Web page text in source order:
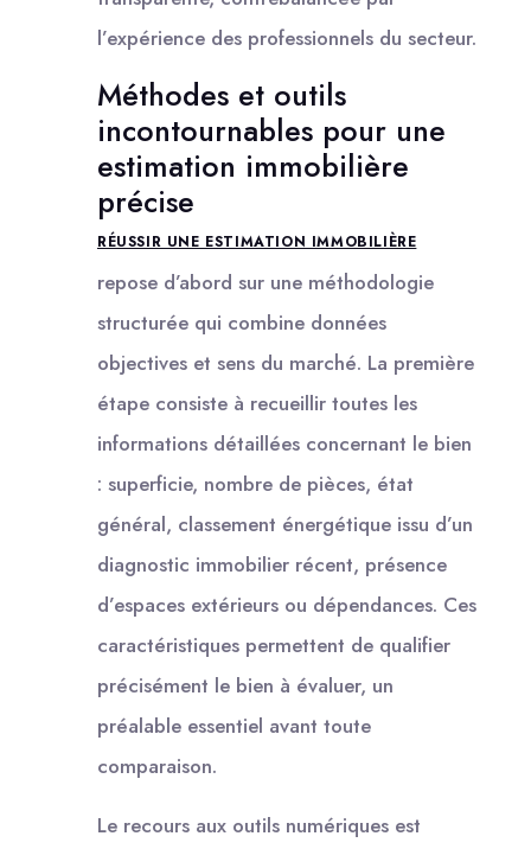
l’expérience des professionnels du secteur.
Méthodes et outils
incontournables pour une
estimation immobilière
précise
RÉUSSIR UNE ESTIMATION IMMOBILIÈRE
repose d’abord sur une méthodologie
structurée qui combine données
objectives et sens du marché. La première
étape consiste à recueillir toutes les
informations détaillées concernant le bien
: superficie, nombre de pièces, état
général, classement énergétique issu d’un
diagnostic immobilier récent, présence
d’espaces extérieurs ou dépendances. Ces
caractéristiques permettent de qualifier
précisément le bien à évaluer, un
préalable essentiel avant toute
comparaison.
Le recours aux outils numériques est